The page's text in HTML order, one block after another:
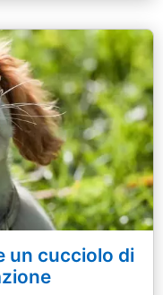
un cucciolo di